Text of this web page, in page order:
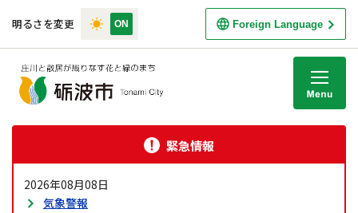
明るさを変更 Foreign Language
緊急情報
2026年08月08日
気象警報